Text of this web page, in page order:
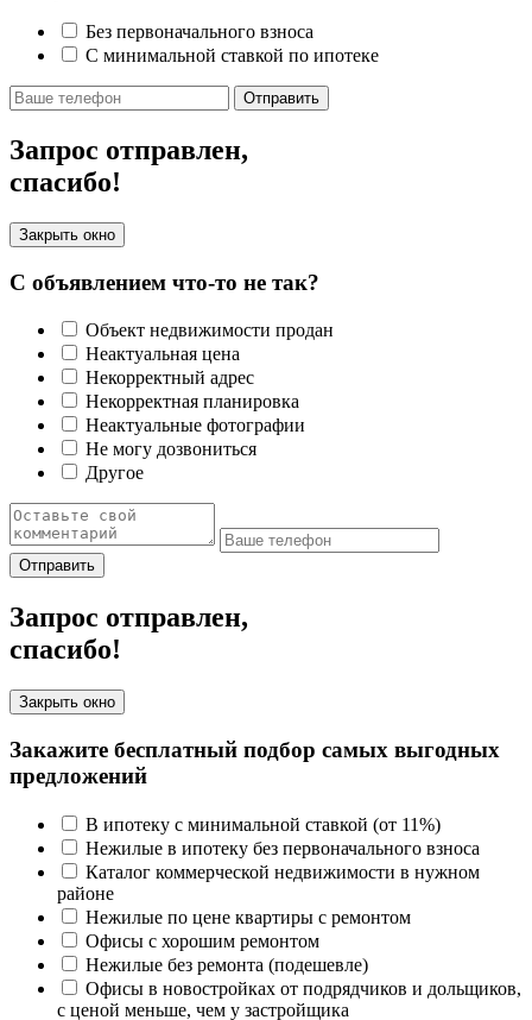
Без первоначального взноса
С минимальной ставкой по ипотеке
Отправить
Запрос отправлен,
спасибо!
Закрыть окно
С объявлением что-то не так?
Объект недвижимости продан
Неактуальная цена
Некорректный адрес
Некорректная планировка
Неактуальные фотографии
Не могу дозвониться
Другое
Отправить
Запрос отправлен,
спасибо!
Закрыть окно
Закажите бесплатный подбор самых выгодных
предложений
В ипотеку с минимальной ставкой (от 11%)
Нежилые в ипотеку без первоначального взноса
Каталог коммерческой недвижимости в нужном
районе
Нежилые по цене квартиры с ремонтом
Офисы с хорошим ремонтом
Нежилые без ремонта (подешевле)
Офисы в новостройках от подрядчиков и дольщиков,
с ценой меньше, чем у застройщика